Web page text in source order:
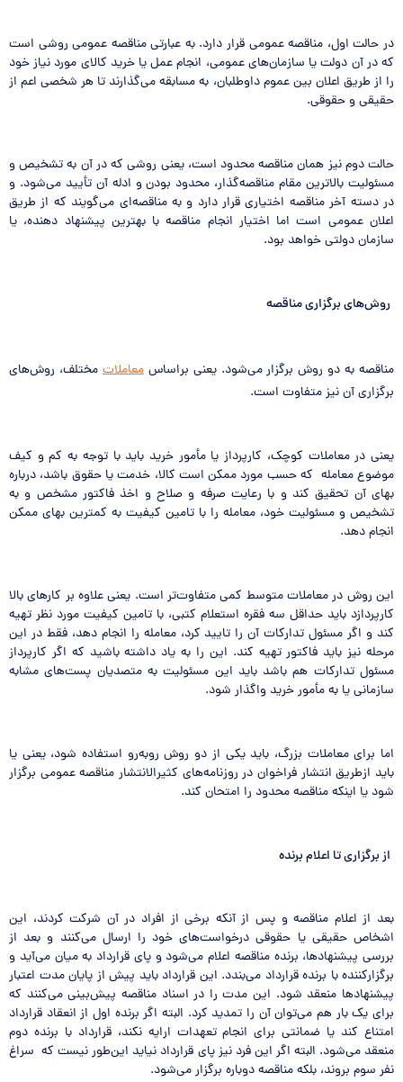
در حالت اول، مناقصه عمومی قرار دارد. به عبارتی مناقصه عمومی روشی است
که در آن دولت یا سازمان‌های عمومی، انجام عمل یا خرید کالای مورد نیاز خود
را از طریق اعلان بین عموم داوطلبان، به مسابقه می‌گذارند تا هر شخصی اعم از
حقیقی و حقوقی.
حالت دوم نیز همان مناقصه محدود است، یعنی روشی که در آن به تشخیص و
مسئولیت بالاترین مقام مناقصه‌گذار، محدود بودن و ادله آن تأیید می‌شود. و
در دسته آخر مناقصه اختیاری قرار دارد و به مناقصه‌ای می‌گویند که از طریق
اعلان عمومی است اما اختیار انجام مناقصه با بهترین پیشنهاد دهنده، یا
سازمان دولتی خواهد بود.
روش‌های برگزاری مناقصه
مناقصه به دو روش برگزار می‌شود. یعنی براساسمعاملاتمختلف، روش‌های
برگزاری آن نیز متفاوت است.
یعنی در معاملات کوچک، کارپرداز یا مأمور خرید باید با توجه به کم و کیف
موضوع معامله که حسب مورد ممکن است کالا، خدمت یا حقوق باشد، درباره
بهای آن تحقیق کند و با رعایت صرفه و صلاح و اخذ فاکتور مشخص و به
تشخیص و مسئولیت خود، معامله را با تامین کیفیت به کمترین بهای ممکن
انجام دهد.
این روش در معاملات متوسط کمی متفاوت‌تر است. یعنی علاوه بر کارهای بالا
کارپردازد باید حداقل سه فقره استعلام کتبی، با تامین کیفیت مورد نظر تهیه
کند و اگر مسئول تدارکات آن را تایید کرد، معامله را انجام دهد، فقط در این
مرحله نیز باید فاکتور تهیه کند. این را به یاد داشته باشید که اگر کارپرداز
مسئول تدارکات هم باشد باید این مسئولیت به متصدیان پست‌های مشابه
سازمانی یا به مأمور خرید واگذار شود.
اما برای معاملات بزرگ، باید یکی از دو روش روبه‌رو استفاده شود، یعنی یا
باید ازطریق انتشار فراخوان در روزنامه‌های کثیرالانتشار مناقصه عمومی برگزار
شود یا اینکه مناقصه محدود را امتحان کند.
از برگزاری تا اعلام برنده
بعد از اعلام مناقصه و پس از آنکه برخی از افراد در آن شرکت کردند، این
اشخاص حقیقی یا حقوقی درخواست‌های خود را ارسال می‌کنند و بعد از
بررسی پیشنهادها، برنده مناقصه اعلام می‌شود و پای قرارداد به میان می‌آید و
برگزارکننده با برنده قرارداد می‌بندد. این قرارداد باید پیش از پایان مدت اعتبار
پیشنهادها منعقد شود. این مدت را در اسناد مناقصه پیش‌بینی می‌کنند که
برای یک بار هم می‌توان آن را تمدید کرد. البته اگر برنده اول از انعقاد قرارداد
امتناع کند یا ضمانتی برای انجام تعهدات ارایه نکند، قرارداد با برنده دوم
منعقد می‌شود. البته اگر این فرد نیز پای قرارداد نیاید این‌طور نیست که سراغ
نفر سوم بروند، بلکه مناقصه دوباره برگزار می‌شود.